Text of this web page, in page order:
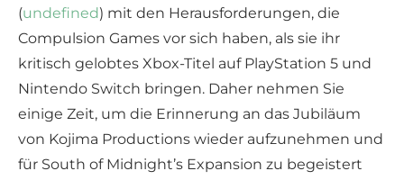
(undefined) mit den Herausforderungen, die
Compulsion Games vor sich haben, als sie ihr
kritisch gelobtes Xbox-Titel auf PlayStation 5 und
Nintendo Switch bringen. Daher nehmen Sie
einige Zeit, um die Erinnerung an das Jubiläum
von Kojima Productions wieder aufzunehmen und
für South of Midnight’s Expansion zu begeistert